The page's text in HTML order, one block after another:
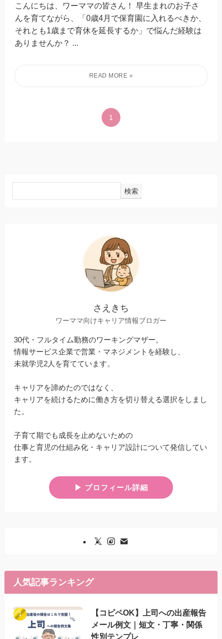
こんにちは、ワーママの皆さん！ 早生まれのお子さ
んを育てながら、「0歳4月で保育園に入れるべきか、
それとも1歳まで育休を延長するか」で悩んだ経験は
ありませんか？ ...
1
検索
さえきち
ワーママ向けキャリア情報ブロガー
30代・フルタイム勤務のワーキングマザー。
情報サービス企業で営業・マネジメントを経験し、
未就学児2人を育てています。
キャリアを諦めたのではなく、
キャリアを続けるために働き方を切り替える選択をしまし
た。
子育て期でも成長を止めないための
仕事と育児の仕組み化・キャリア設計について発信してい
ます。
▶︎ プロフィール詳細
人気記事ランキング
【コピペOK】上司への出産報告
メール例文｜短文・丁寧・関係
性別テンプレ